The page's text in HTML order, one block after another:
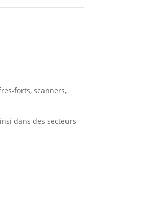
forts, scanners,
dans des secteurs